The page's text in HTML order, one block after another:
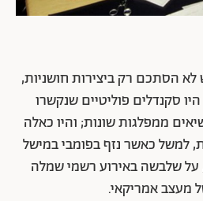
הסתכם רק ביצירות חושניות,
סקנדלים פוליטיים שנקשרו
ממפלגות שונות; והיו כאלה
למשל כאשר נזף בפומבי במישל
על שלבשה באירוע רשמי שמלה
מעצב אמריקאי.